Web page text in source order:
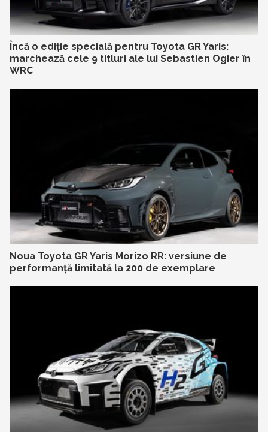
Încă o ediție specială pentru Toyota GR Yaris:
marchează cele 9 titluri ale lui Sebastien Ogier în
WRC
Noua Toyota GR Yaris Morizo RR: versiune de
performanță limitată la 200 de exemplare